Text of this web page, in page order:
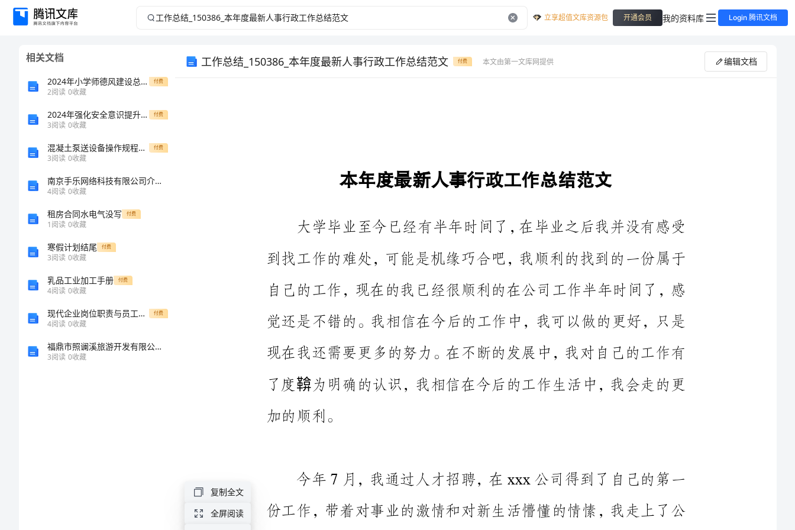
工
_150386_
立享超值文库资源包 开通会员 我的资料库 Login 腾讯文档
相关文档
2024年小学师德风建设总结工作总结 付费
2阅读 0收藏
2024年强化安全意识提升安全素养演讲稿 付费
3阅读 0收藏
混凝土泵送设备操作规程范文 付费
3阅读 0收藏
南京手乐网络科技有限公司介绍企业发展分析报告
4阅读 0收藏
租房合同水电气没写 付费
1阅读 0收藏
寒假计划结尾 付费
3阅读 0收藏
乳品工业加工手册 付费
4阅读 0收藏
现代企业岗位职责与员工绩效考评全套资料12 付费
4阅读 0收藏
福鼎市照谰溪旅游开发有限公司介绍企业发展分析报告
3阅读 0收藏
工作总结_150386_本年度最新人事行政工作总结范文 付费 本文由第一文库网提供 编辑文档
鲜的。工作中，我一直虚心求教，恪尽职守，努力做好本职工作。
平凡的考验和磨砺，对于每一个追求进步的人来说，都免不了会
大学毕业至今已经有半年时间了，在毕业之后我并没有感受
自己的工作，现在的我已经很顺利的在公司工作半年时间了，感
觉还是不错的。我相信在今后的工作中，我可以做的更好，只是
了度鞥为明确的认识，我相信在今后的工作生活中，我会走的更
复制全文
全屏阅读